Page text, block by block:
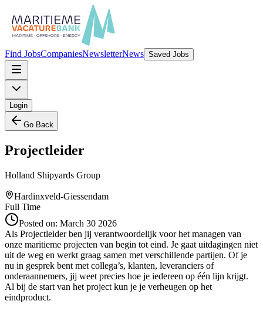
Find JobsCompaniesNewsletterNews Saved Jobs
Login
Go Back
Projectleider
Holland Shipyards Group
Hardinxveld-Giessendam
Full Time
Posted on: March 30 2026
Als Projectleider ben jij verantwoordelijk voor het managen van
onze maritieme projecten van begin tot eind. Je gaat uitdagingen niet
uit de weg en werkt graag samen met verschillende partijen. Of je
nu in gesprek bent met collega’s, klanten, leveranciers of
onderaannemers, jij weet precies hoe je iedereen op één lijn krijgt.
Al bij de start van het project kun je je verheugen op het
eindproduct.